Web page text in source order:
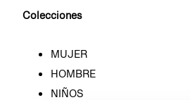
Colecciones
MUJER
HOMBRE
NIÑOS